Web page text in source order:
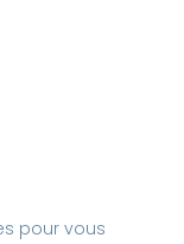
pour vous